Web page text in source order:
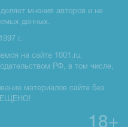
мнения авторов и не
данных.
г.
на сайте 1001.ru,
РФ, в том числе,
материалов сайте без
18+